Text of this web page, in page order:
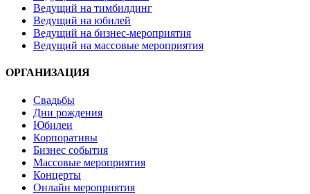
Ведущий на тимбилдинг
Ведущий на юбилей
Ведущий на бизнес-мероприятия
Ведущий на массовые мероприятия
ОРГАНИЗАЦИЯ
Свадьбы
Дни рождения
Юбилеи
Корпоративы
Бизнес события
Массовые мероприятия
Концерты
Онлайн мероприятия